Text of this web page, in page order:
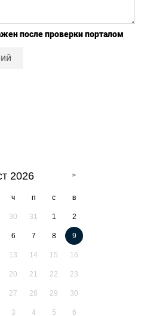
после проверки порталом
2026
ч п с в
30 31 1 2
6 7 8 9
13 14 15 16
20 21 22 23
27 28 29 30
3 4 5 6